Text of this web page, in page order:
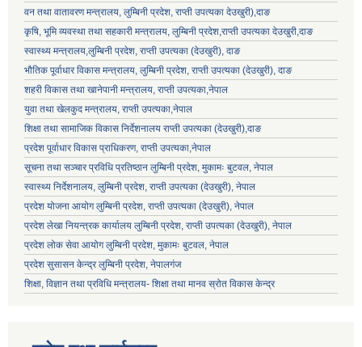
वन तथा वातावरण मन्त्रालय, लुम्बिनी प्रदेश, राप्ती उपत्यका देउखुरी),दाङ
कृषि, भूमि व्यवस्था तथा सहकारी मन्त्रालय, लुम्बिनी प्रदेश,राप्ती उपत्यका देउखुरी,दाङ
स्वास्थ्य मन्त्रालय,लुम्बिनी प्रदेश, राप्ती उपत्यका (देउखुरी), दाङ
भौतिक पूर्वाधार विकास मन्त्रालय, लुम्बिनी प्रदेश, राप्ती उपत्यका (देउखुरी), दाङ
शहरी विकास तथा खानेपानी मन्त्रालय, राप्ती उपत्यका,नेपाल
युवा तथा खेलकुद मन्त्रालय, राप्ती उपत्यका,नेपाल
शिक्षा तथा सामाजिक विकास निर्देशनालय राप्ती उपत्यका (देउखुरी),दाङ
प्रदेश पूर्वाधार विकास प्राधिकरण, राप्ती उपत्यका,नेपाल
सूचना तथा सञ्चार प्रविधि प्रतिष्ठान लुम्बिनी प्रदेश, मुकामः बुटवल, नेपाल
स्वास्थ्य निर्देशनालय, लुम्बिनी प्रदेश, राप्ती उपत्यका (देउखुरी), नेपाल
प्रदेश योजना आयोग लुम्बिनी प्रदेश, राप्ती उपत्यका (देउखुरी), नेपाल
प्रदेश लेखा नियन्त्रक कार्यालय लुम्बिनी प्रदेश, राप्ती उपत्यका (देउखुरी), नेपाल
प्रदेश लोक सेवा आयोग लुम्बिनी प्रदेश, मुकामः बुटवल, नेपाल
प्रदेश सुसासन केन्द्र लुम्बिनी प्रदेश, नेपालगंज
शिक्षा, विज्ञान तथा प्रविधि मन्त्रालय- शिक्षा तथा मानव स्रोत विकास केन्द्र